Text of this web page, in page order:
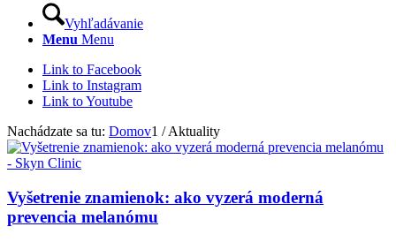
Vyhľadávanie
Menu Menu
Link to Facebook
Link to Instagram
Link to Youtube
Nachádzate sa tu: Domov1 / Aktuality
Vyšetrenie znamienok: ako vyzerá moderná
prevencia melanómu